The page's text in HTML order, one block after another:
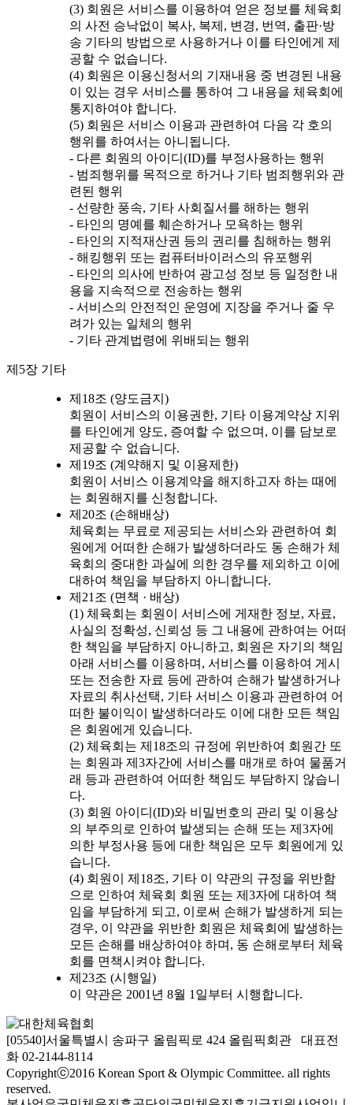
(3) 회원은 서비스를 이용하여 얻은 정보를 체육회
의 사전 승낙없이 복사, 복제, 변경, 번역, 출판·방
송 기타의 방법으로 사용하거나 이를 타인에게 제
공할 수 없습니다.
(4) 회원은 이용신청서의 기재내용 중 변경된 내용
이 있는 경우 서비스를 통하여 그 내용을 체육회에
통지하여야 합니다.
(5) 회원은 서비스 이용과 관련하여 다음 각 호의
행위를 하여서는 아니됩니다.
- 다른 회원의 아이디(ID)를 부정사용하는 행위
- 범죄행위를 목적으로 하거나 기타 범죄행위와 관
련된 행위
- 선량한 풍속, 기타 사회질서를 해하는 행위
- 타인의 명예를 훼손하거나 모욕하는 행위
- 타인의 지적재산권 등의 권리를 침해하는 행위
- 해킹행위 또는 컴퓨터바이러스의 유포행위
- 타인의 의사에 반하여 광고성 정보 등 일정한 내
용을 지속적으로 전송하는 행위
- 서비스의 안전적인 운영에 지장을 주거나 줄 우
려가 있는 일체의 행위
- 기타 관계법령에 위배되는 행위
제5장 기타
제18조 (양도금지)
회원이 서비스의 이용권한, 기타 이용계약상 지위
를 타인에게 양도, 증여할 수 없으며, 이를 담보로
제공할 수 없습니다.
제19조 (계약해지 및 이용제한)
회원이 서비스 이용계약을 해지하고자 하는 때에
는 회원해지를 신청합니다.
제20조 (손해배상)
체육회는 무료로 제공되는 서비스와 관련하여 회
원에게 어떠한 손해가 발생하더라도 동 손해가 체
육회의 중대한 과실에 의한 경우를 제외하고 이에
대하여 책임을 부담하지 아니합니다.
제21조 (면책 · 배상)
(1) 체육회는 회원이 서비스에 게재한 정보, 자료,
사실의 정확성, 신뢰성 등 그 내용에 관하여는 어떠
한 책임을 부담하지 아니하고, 회원은 자기의 책임
아래 서비스를 이용하며, 서비스를 이용하여 게시
또는 전송한 자료 등에 관하여 손해가 발생하거나
자료의 취사선택, 기타 서비스 이용과 관련하여 어
떠한 불이익이 발생하더라도 이에 대한 모든 책임
은 회원에게 있습니다.
(2) 체육회는 제18조의 규정에 위반하여 회원간 또
는 회원과 제3자간에 서비스를 매개로 하여 물품거
래 등과 관련하여 어떠한 책임도 부담하지 않습니
다.
(3) 회원 아이디(ID)와 비밀번호의 관리 및 이용상
의 부주의로 인하여 발생되는 손해 또는 제3자에
의한 부정사용 등에 대한 책임은 모두 회원에게 있
습니다.
(4) 회원이 제18조, 기타 이 약관의 규정을 위반함
으로 인하여 체육회 회원 또는 제3자에 대하여 책
임을 부담하게 되고, 이로써 손해가 발생하게 되는
경우, 이 약관을 위반한 회원은 체육회에 발생하는
모든 손해를 배상하여야 하며, 동 손해로부터 체육
회를 면책시켜야 합니다.
제23조 (시행일)
이 약관은 2001년 8월 1일부터 시행합니다.
[05540]서울특별시 송파구 올림픽로 424 올림픽회관 대표전
화 02-2144-8114
Copyrightⓒ2016 Korean Sport & Olympic Committee. all rights
reserved.